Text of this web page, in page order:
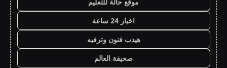
اخبار 24 ساعة
هيدب فنون وترفيه
صحيفة العالم